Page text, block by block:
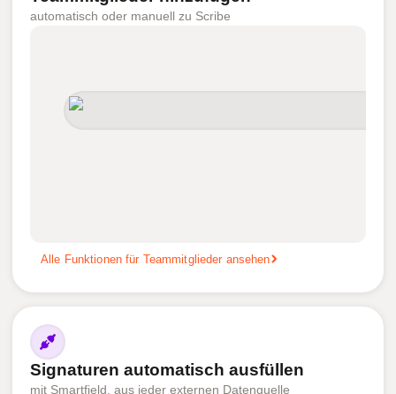
automatisch oder manuell zu Scribe
Alle Funktionen für Teammitglieder ansehen
Signaturen automatisch ausfüllen
mit Smartfield, aus jeder externen Datenquelle